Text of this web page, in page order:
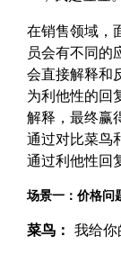
在销售领域，
员会有不同的
会直接解释和
为利他性的回
解释，最终赢
通过对比菜鸟
通过利他性回
场景一：价格问
菜鸟： 我给你